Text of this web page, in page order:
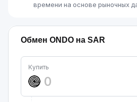
времени на основе рыночных
Обмен ONDO на SAR
Купить